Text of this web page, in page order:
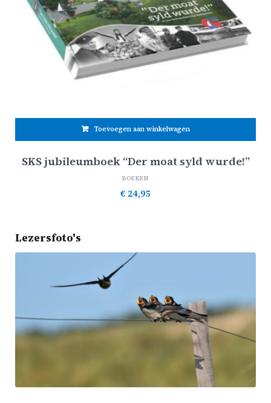
Toevoegen aan winkelwagen
SKS jubileumboek “Der moat syld wurde!”
BOEKEN
€ 24,95
Lezersfoto's